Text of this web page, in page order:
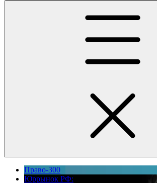
Право-300
Юррынок РФ: